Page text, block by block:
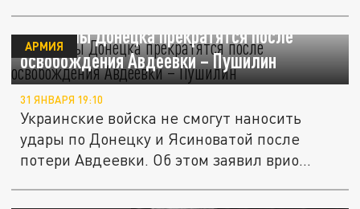
Обстрелы Донецка прекратятся после
освобождения Авдеевки – Пушилин
АРМИЯ
31 ЯНВАРЯ 19:10
Украинские войска не смогут наносить
удары по Донецку и Ясиноватой после
потери Авдеевки. Об этом заявил врио...